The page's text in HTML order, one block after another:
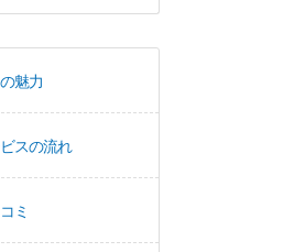
魅力
スの流れ
ミ